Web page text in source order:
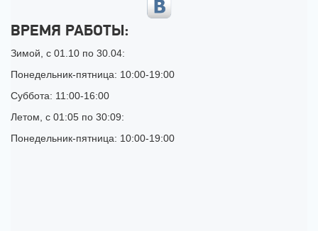
ВРЕМЯ РАБОТЫ:
Зимой, с 01.10 по 30.04:
Понедельник-пятница: 10:00-19:00
Суббота: 11:00-16:00
Летом, с 01:05 по 30:09:
Понедельник-пятница: 10:00-19:00